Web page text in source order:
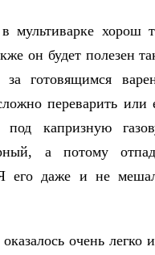
мультиварке хорош
он будет полезен
за готовящимся
переварить
под капризную
а потому
его даже и не
оказалось очень